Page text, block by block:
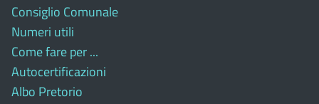
Consiglio Comunale
Numeri utili
Come fare per ...
Autocertificazioni
Albo Pretorio